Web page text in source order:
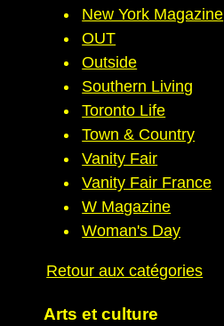
New York Magazine
OUT
Outside
Southern Living
Toronto Life
Town & Country
Vanity Fair
Vanity Fair France
W Magazine
Woman's Day
Retour aux catégories
Arts et culture